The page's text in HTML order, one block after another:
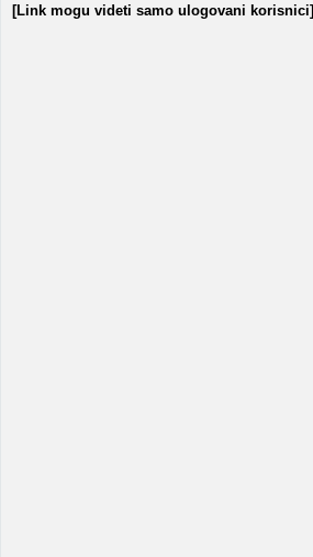
[Link mogu videti samo ulogovani korisnici]